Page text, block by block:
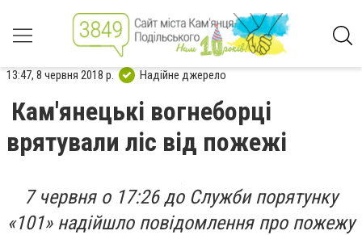
13:47, 8 червня 2018 р. Надійне джерело
Кам'янецькі вогнеборці
врятували ліс від пожежі
7 червня о 17:26 до Служби порятунку
«101» надійшло повідомлення про пожежу